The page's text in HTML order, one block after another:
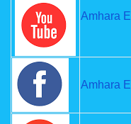
Amhara
Amhara